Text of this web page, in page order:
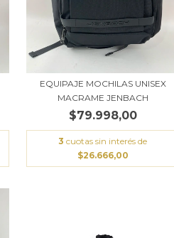
EQUIPAJE MOCHILAS UNISEX
MACRAME JENBACH
$79.998,00
3 cuotas sin interés de
$26.666,00